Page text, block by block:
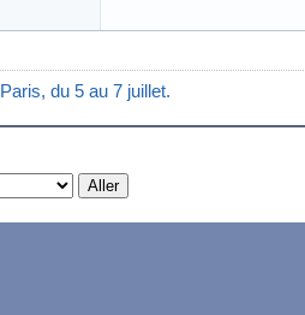
Paris, du 5 au 7 juillet.